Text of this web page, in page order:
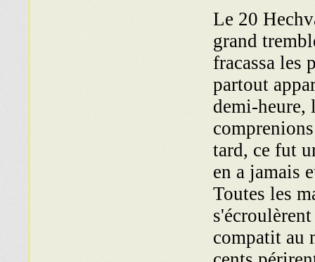
Le 20
grand
fracassa les
partout
demi-heure,
tard, ce fut
en a jamais
Toutes les
compatit au